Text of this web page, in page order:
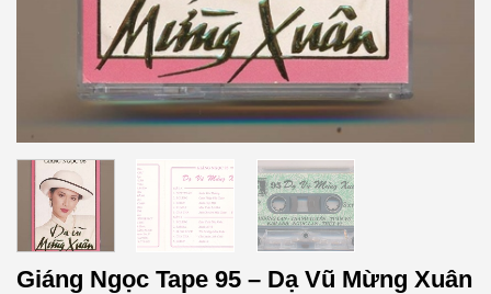
Giáng Ngọc Tape 95 – Dạ Vũ Mừng Xuân